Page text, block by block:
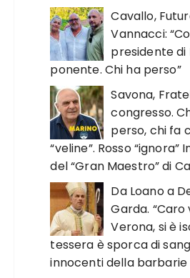
Cavallo,
Vannacci:
presidente di
ponente. Chi ha perso”
Savona,
congresso.
perso, chi fa
“veline”. Rosso “ignora”
del “Gran Maestro” di
Da Loano a
Garda.
Verona, si è
tessera è sporca di
innocenti della barbarie